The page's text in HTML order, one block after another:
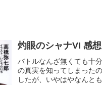
灼眼のシャナVI 感
バトルなんざ無くても十
の真実を知ってしまった
したが、いやはやなんと